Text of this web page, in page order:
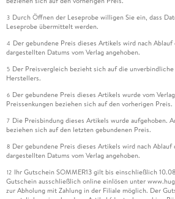
3 Durch Öffnen der Leseprobe willigen Sie ein, dass
Leseprobe übermittelt werden.
4 Der gebundene Preis dieses Artikels wird nach
dargestellten Datums vom Verlag angehoben.
5 Der Preisvergleich bezieht sich auf die
Herstellers.
6 Der gebundene Preis dieses Artikels wurde vom
Preissenkungen beziehen sich auf den vorherigen Preis.
7 Die Preisbindung dieses Artikels wurde aufgehoben.
beziehen sich auf den letzten gebundenen Preis.
8 Der gebundene Preis dieses Artikels wird nach
dargestellten Datums vom Verlag angehoben.
12 Ihr Gutschein SOMMER13 gilt bis einschließlich
Gutschein ausschließlich online einlösen unter
zur Abholung mit Zahlung in der Filiale möglich. Der